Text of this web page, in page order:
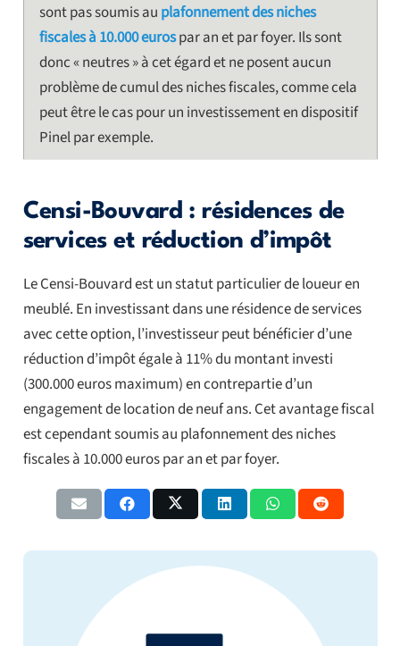
sont pas soumis au plafonnement des niches
fiscales à 10.000 eurospar an et par foyer. Ils sont
donc « neutres » à cet égard et ne posent aucun
problème de cumul des niches fiscales, comme cela
peut être le cas pour un investissement en dispositif
Pinel par exemple.
Censi-Bouvard : résidences de
services et réduction d’impôt
Le Censi-Bouvard est un statut particulier de loueur en
meublé. En investissant dans une résidence de services
avec cette option, l’investisseur peut bénéficier d’une
réduction d’impôt égale à 11% du montant investi
(300.000 euros maximum) en contrepartie d’un
engagement de location de neuf ans. Cet avantage fiscal
est cependant soumis au plafonnement des niches
fiscales à 10.000 euros par an et par foyer.